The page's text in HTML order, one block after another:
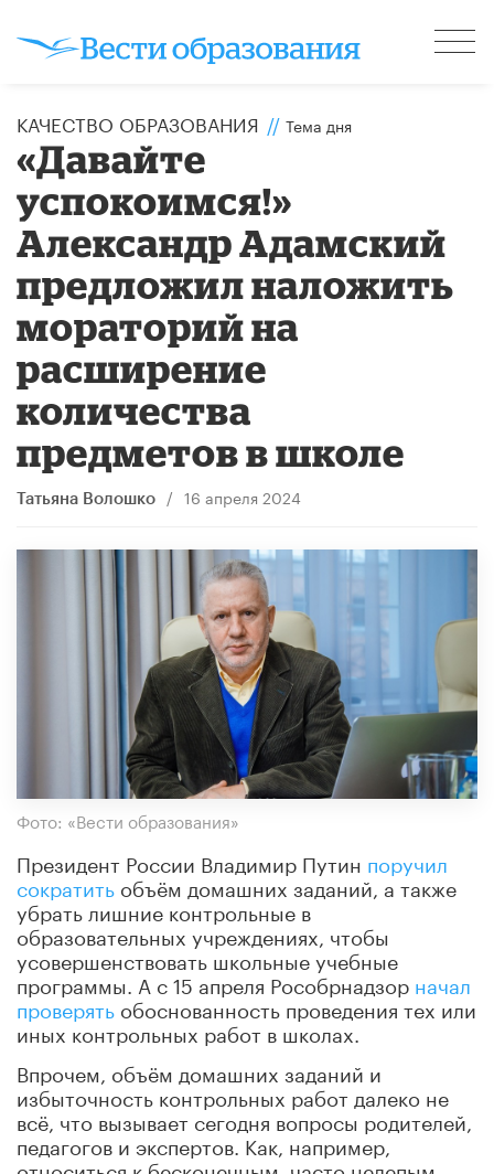
КАЧЕСТВО ОБРАЗОВАНИЯ // Тема дня
«Давайте
успокоимся!»
Александр Адамский
предложил наложить
мораторий на
расширение
количества
предметов в школе
Татьяна Волошко / 16 апреля 2024
Фото: «Вести образования»
Президент России Владимир Путин поручил
сократить объём домашних заданий, а также
убрать лишние контрольные в
образовательных учреждениях, чтобы
усовершенствовать школьные учебные
программы. А с 15 апреля Рособрнадзор начал
проверять обоснованность проведения тех или
иных контрольных работ в школах.
Впрочем, объём домашних заданий и
избыточность контрольных работ далеко не
всё, что вызывает сегодня вопросы родителей,
педагогов и экспертов. Как, например,